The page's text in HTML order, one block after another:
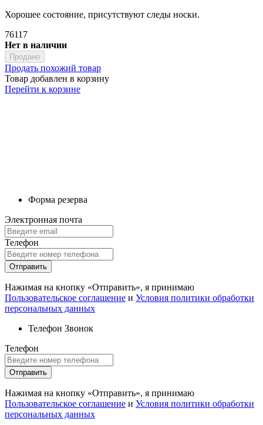
Хорошее состояние, присутствуют следы носки.
76117
Нет в наличии
Продано
Продать похожий товар
Товар добавлен в корзину
Перейти к корзине
Форма резерва
Электронная почта
Телефон
Отправить
Нажимая на кнопку «Отправить», я принимаю
Пользовательское соглашение и Условия политики обработки
персональных данных
Телефон Звонок
Телефон
Отправить
Нажимая на кнопку «Отправить», я принимаю
Пользовательское соглашение и Условия политики обработки
персональных данных